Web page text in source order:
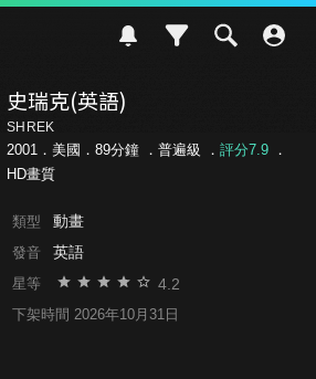
史瑞克(英語)
SHREK
2001．美國．89分鐘 ． 普遍級 ． 評分7.9．
HD畫質
類型 動畫
發音 英語
星等 4.2
下架時間 2026年10月31日